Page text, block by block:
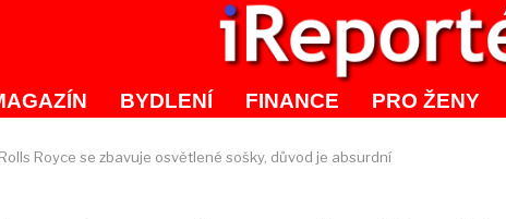
BYDLENÍ FINANCE PRO ŽENY
Rolls Royce se zbavuje osvětlené sošky, důvod je absurdní